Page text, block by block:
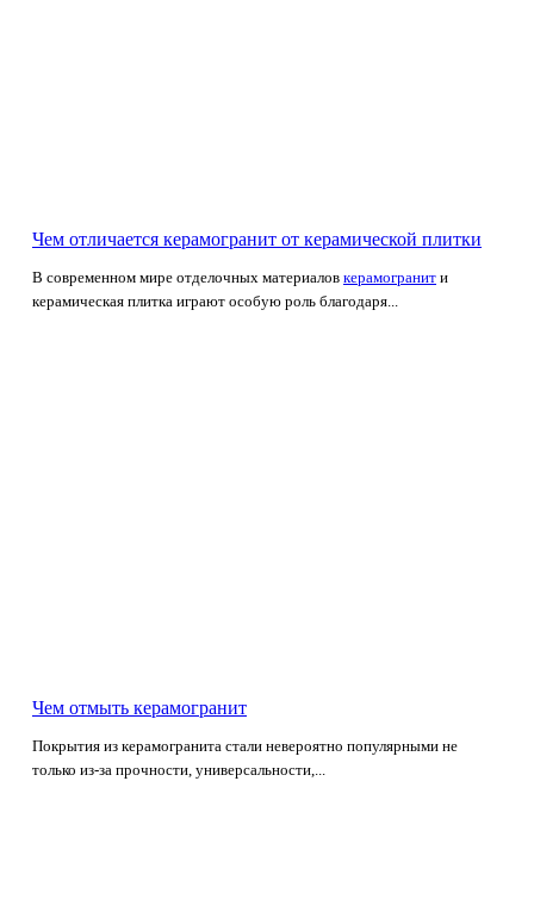
Чем отличается керамогранит от керамической плитки
В современном мире отделочных материалов керамогранит и
керамическая плитка играют особую роль благодаря...
Чем отмыть керамогранит
Покрытия из керамогранита стали невероятно популярными не
только из-за прочности, универсальности,...